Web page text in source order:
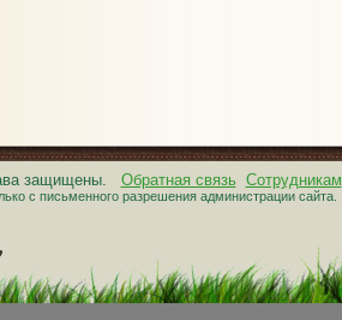
защищены. Обратная связь Сотрудникам
с письменного разрешения администрации сайта.